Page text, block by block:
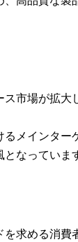
市場が拡大
メインター
なっていま
求める消費